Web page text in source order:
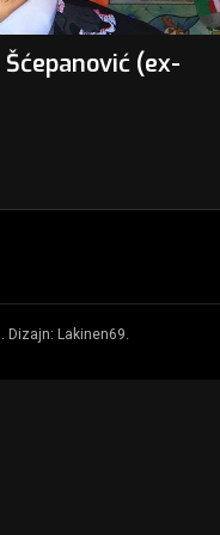
(ex-
Dizajn: Lakinen69.